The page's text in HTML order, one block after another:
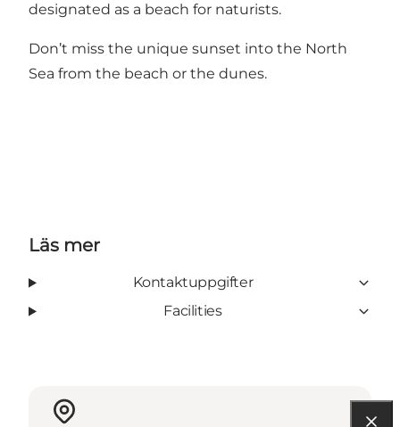
designated as a beach for naturists.
Don’t miss the unique sunset into the North
Sea from the beach or the dunes.
Läs mer
Kontaktuppgifter
Facilities